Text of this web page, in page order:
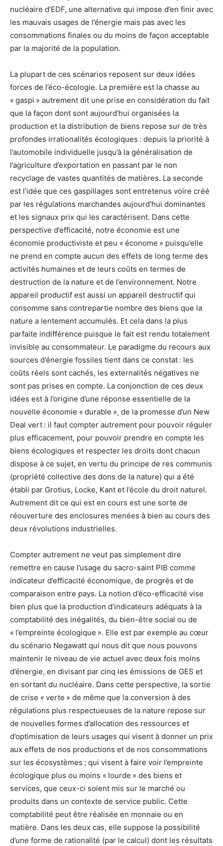
nucléaire d’EDF, une alternative qui impose d’en finir avec
les mauvais usages de l’énergie mais pas avec les
consommations finales ou du moins de façon acceptable
par la majorité de la population.
La plupart de ces scénarios reposent sur deux idées
forces de l’éco-écologie. La première est la chasse au
« gaspi » autrement dit une prise en considération du fait
que la façon dont sont aujourd’hui organisées la
production et la distribution de biens repose sur de très
profondes irrationalités écologiques : depuis la priorité à
l’automobile individuelle jusqu’à la généralisation de
l’agriculture d’exportation en passant par le non
recyclage de vastes quantités de matières. La seconde
est l’idée que ces gaspillages sont entretenus voire créé
par les régulations marchandes aujourd’hui dominantes
et les signaux prix qui les caractérisent. Dans cette
perspective d’efficacité, notre économie est une
économie productiviste et peu « économe » puisqu’elle
ne prend en compte aucun des effets de long terme des
activités humaines et de leurs coûts en termes de
destruction de la nature et de l’environnement. Notre
appareil productif est aussi un appareil destructif qui
consomme sans contrepartie nombre des biens que la
nature a lentement accumulés. Et cela dans la plus
parfaite indifférence puisque le fait est rendu totalement
invisible au consommateur. Le paradigme du recours aux
sources d’énergie fossiles tient dans ce constat : les
coûts réels sont cachés, les externalités négatives ne
sont pas prises en compte. La conjonction de ces deux
idées est à l’origine d’une réponse essentielle de la
nouvelle économie « durable », de la promesse d’un New
Deal vert : il faut compter autrement pour pouvoir réguler
plus efficacement, pour pouvoir prendre en compte les
biens écologiques et respecter les droits dont chacun
dispose à ce sujet, en vertu du principe de res communis
(propriété collective des dons de la nature) qui a été
établi par Grotius, Locke, Kant et l’école du droit naturel.
Autrement dit ce qui est en cours est une sorte de
réouverture des enclosures menées à bien au cours des
deux révolutions industrielles.
Compter autrement ne veut pas simplement dire
remettre en cause l’usage du sacro-saint PIB comme
indicateur d’efficacité économique, de progrès et de
comparaison entre pays. La notion d’éco-efficacité vise
bien plus que la production d’indicateurs adéquats à la
comptabilité des inégalités, du bien-être social ou de
« l’empreinte écologique ». Elle est par exemple au cœur
du scénario Negawatt qui nous dit que nous pouvons
maintenir le niveau de vie actuel avec deux fois moins
d’énergie, en divisant par cinq les émissions de GES et
en sortant du nucléaire. Dans cette perspective, la sortie
de crise « verte » de même que la conversion à des
régulations plus respectueuses de la nature repose sur
de nouvelles formes d’allocation des ressources et
d’optimisation de leurs usages qui visent à donner un prix
aux effets de nos productions et de nos consommations
sur les écosystèmes ; qui visent à faire voir l’empreinte
écologique plus ou moins « lourde » des biens et
services, que ceux-ci soient mis sur le marché ou
produits dans un contexte de service public. Cette
comptabilité peut être réalisée en monnaie ou en
matière. Dans les deux cas, elle suppose la possibilité
d’une forme de rationalité (par le calcul) dont les résultats